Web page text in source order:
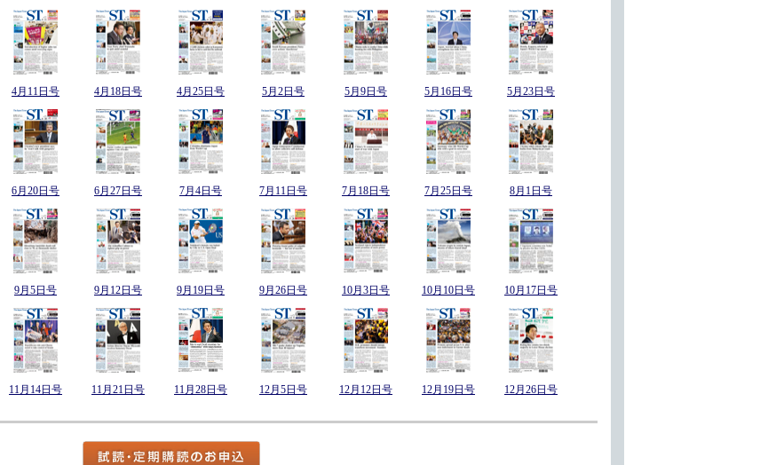
4月11日号 4月18日号 4月25日号 5月2日号 5月9日号 5月16日号 5月23日号
6月20日号 6月27日号 7月4日号 7月11日号 7月18日号 7月25日号 8月1日号
9月5日号 9月12日号 9月19日号 9月26日号 10月3日号 10月10日号 10月17日号
11月14日号 11月21日号 11月28日号 12月5日号 12月12日号 12月19日号 12月26日号